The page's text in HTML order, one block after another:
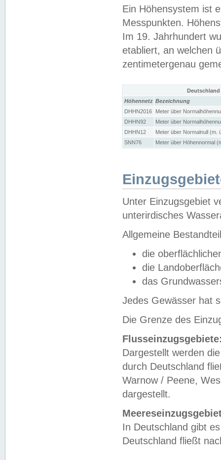
Ein Höhensystem ist
Messpunkten.
Im 19. Jahrhundert
etabliert, an welchen
zentimetergenau
Höhennetz Bezeichnung
DHHN2016
Meter über
DHHN92
Meter über
DHHN12
Meter über Normalnull (m.
SNN76
Meter über Höhennormal
Unter Einzugsgebiet
unterirdisches
Allgemeine
die
die
das
Jedes Gewässer hat
Die Grenze des
Dargestellt werden
durch Deutschland
Warnow / Peene,
dargestellt.
In Deutschland gibt
Deutschland fließt